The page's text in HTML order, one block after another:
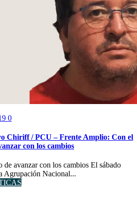
0
Chiriff / PCU – Frente Amplio: Con el
con los cambios
de avanzar con los cambios El sábado
Agrupación Nacional...